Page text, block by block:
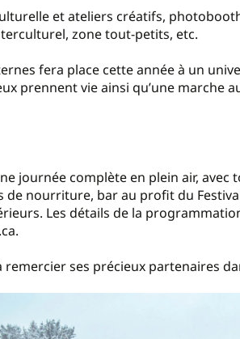
et ateliers créatifs,
zone tout-petits, etc.
fera place cette année à un
prennent vie ainsi qu’une marche
journée complète en plein air, avec
de nourriture, bar au profit du
Les détails de la
ses précieux partenaires